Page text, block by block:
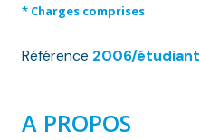
* Charges comprises
Référence 2006/étudiant
A PROPOS